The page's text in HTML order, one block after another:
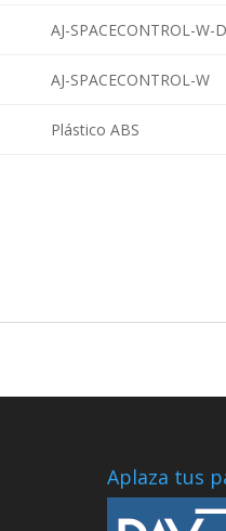
AJ-SPACECONTROL-
AJ-SPACECONTROL-W
Plástico ABS
Aplaza tus